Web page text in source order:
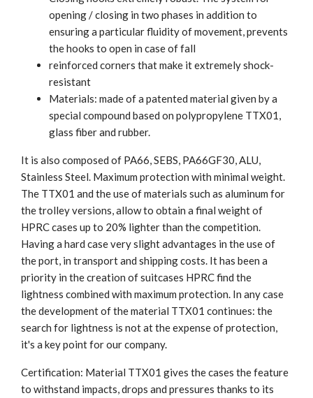
opening / closing in two phases in addition to
ensuring a particular fluidity of movement, prevents
the hooks to open in case of fall
reinforced corners that make it extremely shock-
resistant
Materials: made of a patented material given by a
special compound based on polypropylene TTX01,
glass fiber and rubber.
It is also composed of PA66, SEBS, PA66GF30, ALU,
Stainless Steel. Maximum protection with minimal weight.
The TTX01 and the use of materials such as aluminum for
the trolley versions, allow to obtain a final weight of
HPRC cases up to 20% lighter than the competition.
Having a hard case very slight advantages in the use of
the port, in transport and shipping costs. It has been a
priority in the creation of suitcases HPRC find the
lightness combined with maximum protection. In any case
the development of the material TTX01 continues: the
search for lightness is not at the expense of protection,
it's a key point for our company.
Certification: Material TTX01 gives the cases the feature
to withstand impacts, drops and pressures thanks to its